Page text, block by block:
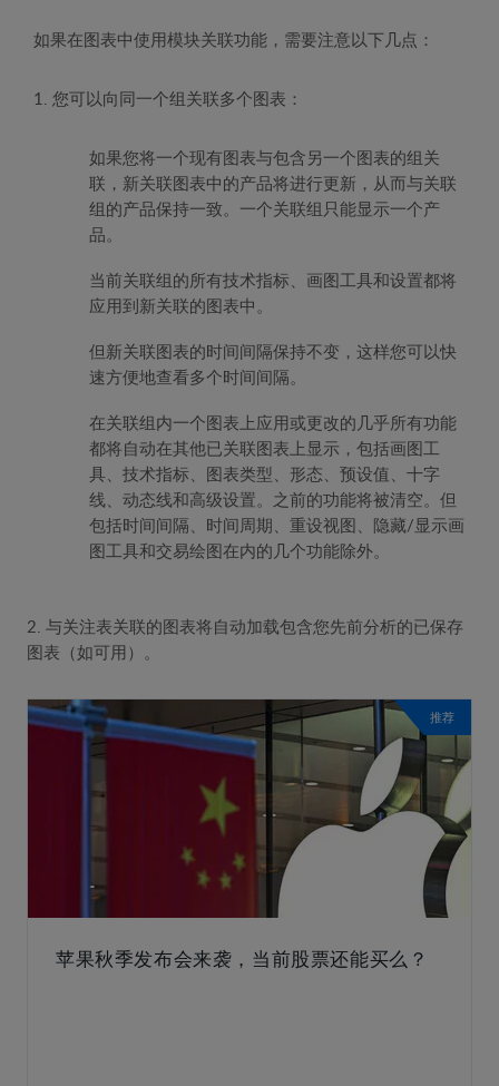
如果在图表中使用模块关联功能，需要注意以下几点：
1. 您可以向同一个组关联多个图表：
如果您将一个现有图表与包含另一个图表的组关
联，新关联图表中的产品将进行更新，从而与关联
组的产品保持一致。一个关联组只能显示一个产
品。
当前关联组的所有技术指标、画图工具和设置都将
应用到新关联的图表中。
但新关联图表的时间间隔保持不变，这样您可以快
速方便地查看多个时间间隔。
在关联组内一个图表上应用或更改的几乎所有功能
都将自动在其他已关联图表上显示，包括画图工
具、技术指标、图表类型、形态、预设值、十字
线、动态线和高级设置。之前的功能将被清空。但
包括时间间隔、时间周期、重设视图、隐藏/显示画
图工具和交易绘图在内的几个功能除外。
2. 与关注表关联的图表将自动加载包含您先前分析的已保存
图表（如可用）。
推荐
苹果秋季发布会来袭，当前股票还能买么？